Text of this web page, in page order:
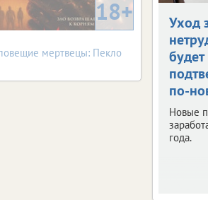
Уход
будет
по-
Новые
года.
18+
мертвецы: Пекло